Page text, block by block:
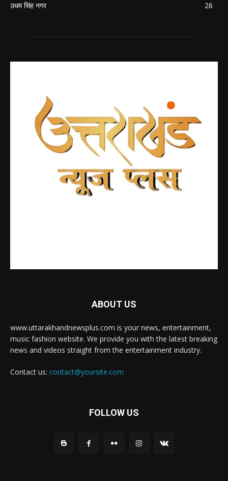
उधम सिंह नगर
26
ABOUT US
www.uttarakhandnewsplus.com is your news, entertainment,
music fashion website. We provide you with the latest breaking
news and videos straight from the entertainment industry.
Contact us: contact@yoursite.com
FOLLOW US